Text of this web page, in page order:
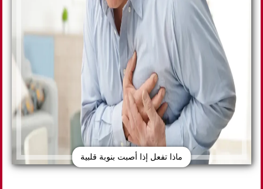
ماذا تفعل إذا أصبت بنوبة قلبية